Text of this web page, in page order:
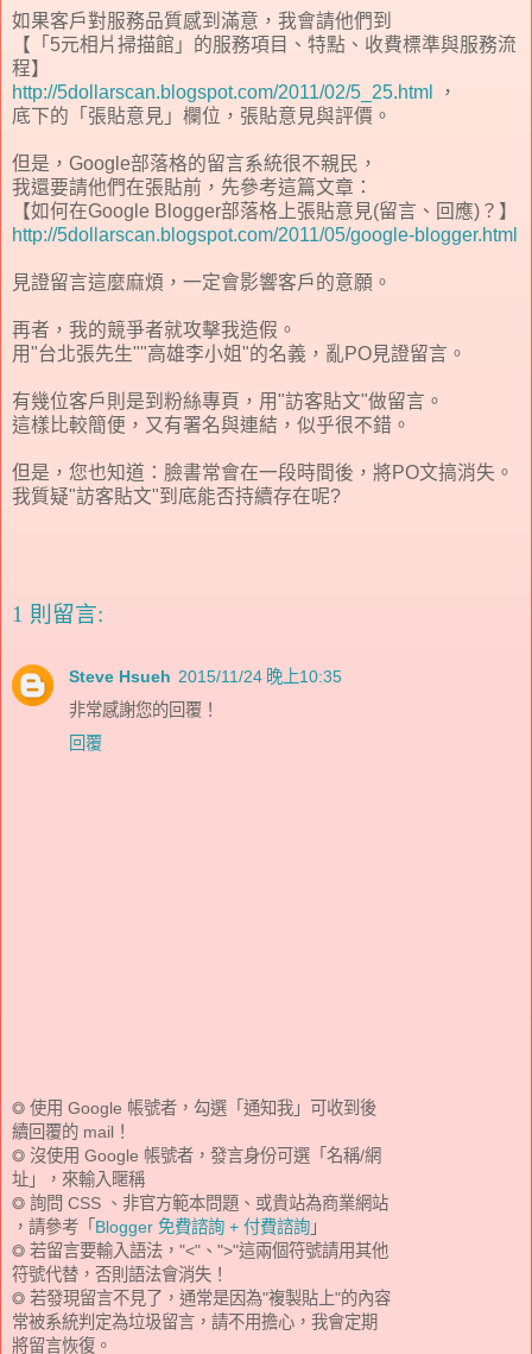
如果客戶對服務品質感到滿意，我會請他們到
【「5元相片掃描館」的服務項目、特點、收費標準與服務流
程】
http://5dollarscan.blogspot.com/2011/02/5_25.html
，
底下的「張貼意見」欄位，張貼意見與評價。
但是，Google部落格的留言系統很不親民，
我還要請他們在張貼前，先參考這篇文章：
【如何在Google Blogger部落格上張貼意見(留言、回應)？】
http://5dollarscan.blogspot.com/2011/05/google-blogger.html
見證留言這麼麻煩，一定會影響客戶的意願。
再者，我的競爭者就攻擊我造假。
用"台北張先生""高雄李小姐"的名義，亂PO見證留言。
有幾位客戶則是到粉絲專頁，用"訪客貼文"做留言。
這樣比較簡便，又有署名與連結，似乎很不錯。
但是，您也知道：臉書常會在一段時間後，將PO文搞消失。
我質疑"訪客貼文"到底能否持續存在呢?
1 則留言:
Steve Hsueh 2015/11/24 晚上10:35
非常感謝您的回覆！
回覆
◎ 使用 Google 帳號者，勾選「通知我」可收到後
續回覆的 mail！
◎ 沒使用 Google 帳號者，發言身份可選「名稱/網
址」，來輸入暱稱
◎ 詢問 CSS 、非官方範本問題、或貴站為商業網站
，請參考「 Blogger 免費諮詢 + 付費諮詢 」
◎ 若留言要輸入語法，"<"、">"這兩個符號請用其他
符號代替，否則語法會消失！
◎ 若發現留言不見了，通常是因為"複製貼上"的內容
常被系統判定為垃圾留言，請不用擔心，我會定期
將留言恢復。